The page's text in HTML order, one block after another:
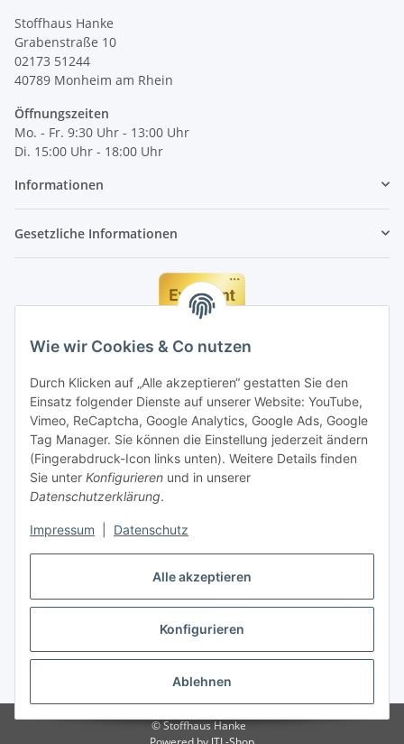
Alle akzeptieren
Konfigurieren
Ablehnen
Wie wir Cookies & Co nutzen
Durch Klicken auf „Alle akzeptieren“ gestatten Sie den
Einsatz folgender Dienste auf unserer Website: YouTube,
Vimeo, ReCaptcha, Google Analytics, Google Ads, Google
Tag Manager. Sie können die Einstellung jederzeit ändern
(Fingerabdruck-Icon links unten). Weitere Details finden
Sie unter Konfigurieren und in unserer
Datenschutzerklärung.
Impressum Datenschutz
Stoffhaus Hanke
Grabenstraße 10
02173 51244
40789 Monheim am Rhein
Öffnungszeiten
Mo. - Fr. 9:30 Uhr - 13:00 Uhr
Di. 15:00 Uhr - 18:00 Uhr
Informationen
Gesetzliche Informationen
Vertrag widerrufen
* Alle Preise inkl. gesetzlicher MwSt., zzgl.Versand
© Stoffhaus Hanke